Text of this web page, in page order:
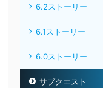
6.2ストーリー
6.1ストーリー
6.0ストーリー
サブクエスト